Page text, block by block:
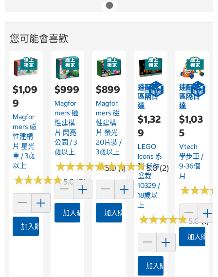
您可能會喜歡
$1,09
9
Magfor
Mers 磁
性建構
片 星光
車 / 3歲
以上
★★★★★
★★★★★5.0 (2)
加入購物車
$999
Magfor
Mers 磁
性建構
片 閃亮
公園 / 3
歲以上
★★★★★
★★★★★5.0 (1)
加入購物車
$899
Magfor
Mers 磁
性建構
片 螢光
20片裝 /
3歲以上
★★★★★
★★★★★5.0 (2)
加入購物車
速配限
區隔日
達
$1,32
9
LEGO
Icons 系
列 迷你
盆栽
10329 /
18歲以
上
★★★★★
★★★★★5.0 (1)
加入購物車
速配限
區隔日
達
$1,03
5
Vtech
學步車 /
9-36個
月
★★★
★★★
加入購物